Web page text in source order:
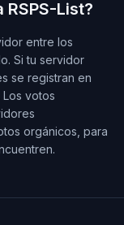
List?
entre los
Si tu servidor
se registran en
votos
orgánicos, para